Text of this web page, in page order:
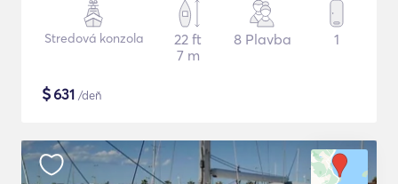
Stredová konzola
22 ft
7 m
8 Plavba 1
$631 /deň